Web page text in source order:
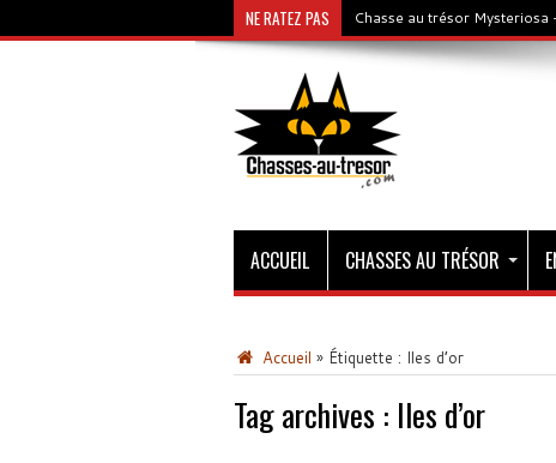
NE RATEZ PAS Chasse au trésor
ACCUEIL CHASSES AU TRÉSOR
Accueil » Étiquette : Iles d’or
Tag archives : Iles d’or